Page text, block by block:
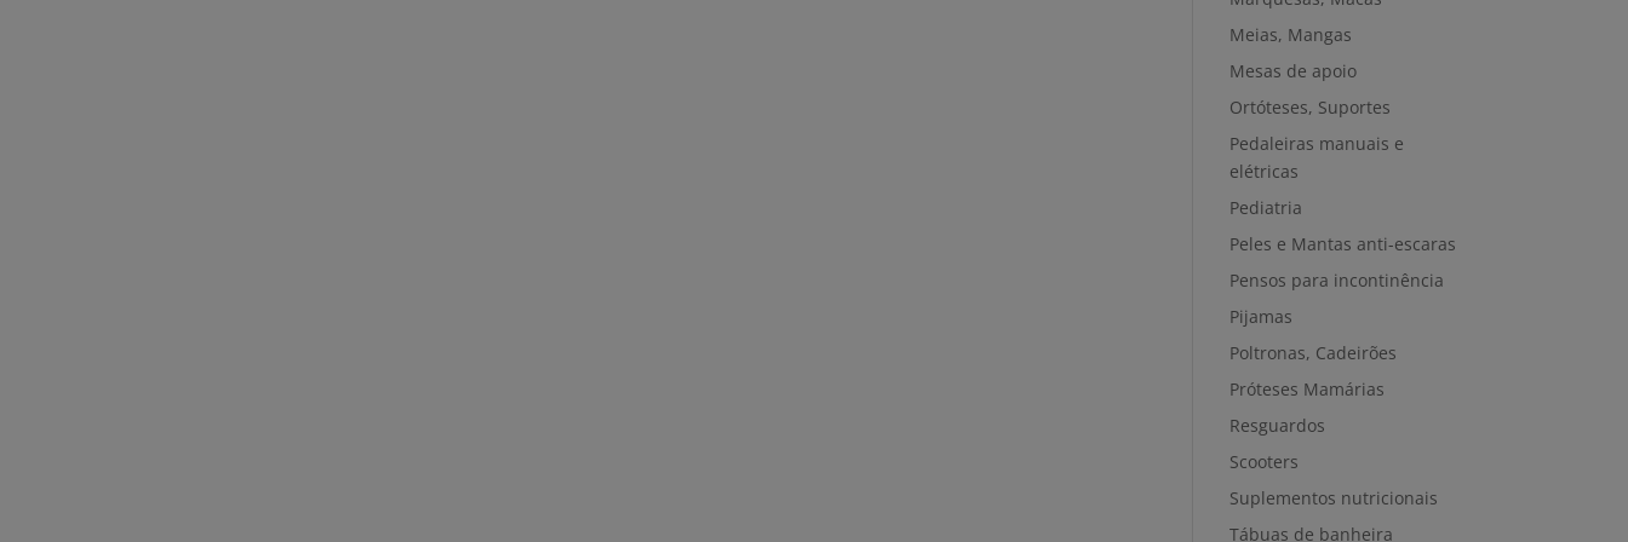
Meias, Mangas
Mesas de apoio
Ortóteses, Suportes
Pedaleiras manuais e
elétricas
Pediatria
Peles e Mantas anti-escaras
Pensos para incontinência
Pijamas
Poltronas, Cadeirões
Próteses Mamárias
Resguardos
Scooters
Suplementos nutricionais
Tábuas de banheira